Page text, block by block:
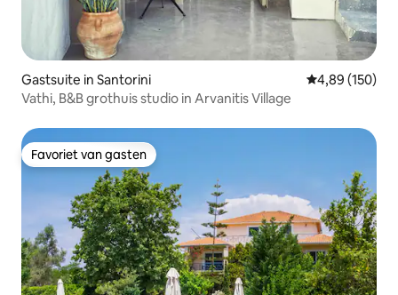
Gastsuite in Santorini Gemiddelde
4,89 (150)
Vathi, B&B grothuis studio in Arvanitis Village
Favoriet van gasten
Favoriet van gasten